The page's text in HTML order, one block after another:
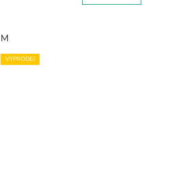
M
VÝPRODEJ